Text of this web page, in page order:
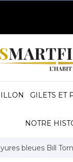
GILETS ET
NOTRE
bleues Bill